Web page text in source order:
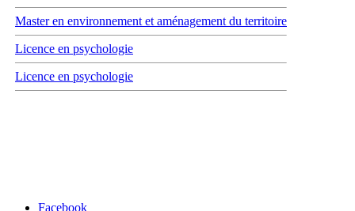
Master en environnement et aménagement du territoire
Licence en psychologie
Licence en psychologie
Facebook